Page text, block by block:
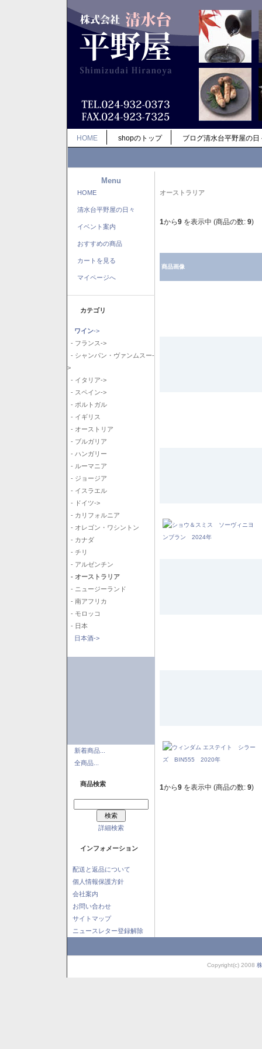
HOME shopのトップ ブログ清水台平野屋の日
Menu
HOME
清水台平野屋の日々
イベント案内
おすすめの商品
カートを見る
マイページへ
カテゴリ
ワイン->
- フランス->
- シャンパン・ヴァンムスー-
>
- イタリア->
- スペイン->
- ポルトガル
- イギリス
- オーストリア
- ブルガリア
- ハンガリー
- ルーマニア
- ジョージア
- イスラエル
- ドイツ->
- カリフォルニア
- オレゴン・ワシントン
- カナダ
- チリ
- アルゼンチン
- オーストラリア
- ニュージーランド
- 南アフリカ
- モロッコ
- 日本
日本酒->
新着商品...
全商品...
商品検索
詳細検索
インフォメーション
配送と返品について
個人情報保護方針
会社案内
お問い合わせ
サイトマップ
ニュースレター登録解除
オーストラリア
1から9 を表示中 (商品の数: 9)
商品画像
1から9 を表示中 (商品の数: 9)
Copyright(c) 2008